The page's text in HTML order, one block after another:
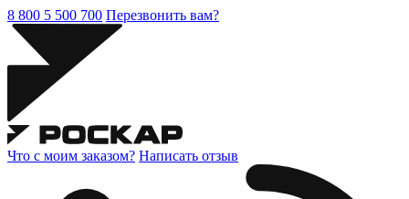
8 800 5 500 700 Перезвонить вам?
Что с моим заказом? Написать отзыв